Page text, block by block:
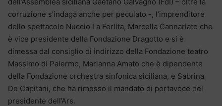
corruzione s’indaga anche per peculato -, l’imprenditore
dello spettacolo Nuccio La Ferlita, Marcella Cannariato che
è vice presidente della Fondazione Dragotto e si è
dimessa dal consiglio di indirizzo della Fondazione teatro
Massimo di Palermo, Marianna Amato che è dipendente
della Fondazione orchestra sinfonica siciliana, e Sabrina
De Capitani, che ha rimesso il mandato di portavoce del
presidente dell’Ars.